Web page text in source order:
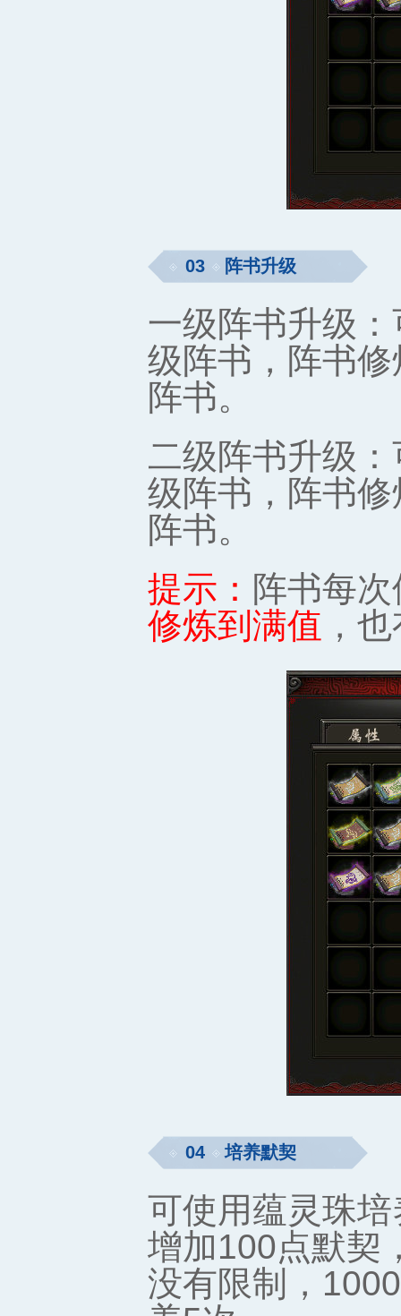
03 阵书升级
一级阵书升级
级阵书，阵书
阵书。
二级阵书升级
级阵书，阵书
阵书。
提示： 阵书每
修炼到满值 ，
04 培养默契
可使用蕴灵珠
增加100点默契
没有限制，